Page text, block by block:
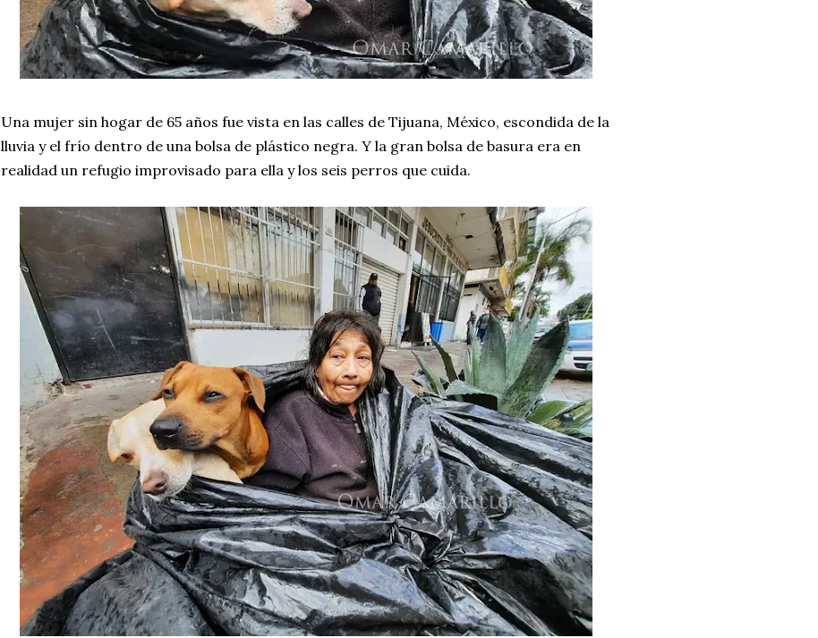
Una mujer sin hogar de 65 años fue vista en las calles de Tijuana, México, escondida de la
lluvia y el frío dentro de una bolsa de plástico negra. Y la gran bolsa de basura era en
realidad un refugio improvisado para ella y los seis perros que cuida.